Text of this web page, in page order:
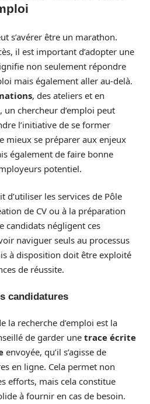
s’avérer être un marathon.
il est important d’adopter une
non seulement répondre
mais également aller au-delà.
, des ateliers et en
un chercheur d’emploi peut
l’initiative de se former
mieux se préparer aux enjeux
également de faire bonne
potentiel.
d’utiliser les services de Pôle
de CV ou à la préparation
candidats négligent ces
naviguer seuls au processus
à disposition doit être exploité
de réussite.
candidatures
la recherche d’emploi est la
de garder unetrace écrite
envoyée, qu’il s’agisse de
en ligne. Cela permet non
efforts, mais cela constitue
à fournir en cas de besoin.